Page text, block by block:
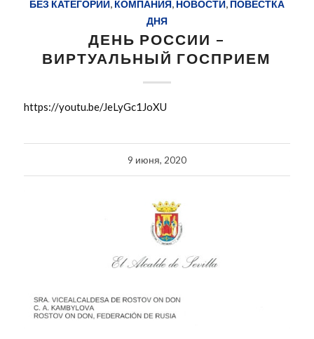
БЕЗ КАТЕГОРИИ, КОМПАНИЯ, НОВОСТИ, ПОВЕСТКА
ДНЯ
ДЕНЬ РОССИИ –
ВИРТУАЛЬНЫЙ ГОСПРИЕМ
https://youtu.be/JeLyGc1JoXU
9 июня, 2020